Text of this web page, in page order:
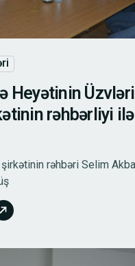
Heyətinin
rəhbərliyi
şirkətinin rəhbəri Selim